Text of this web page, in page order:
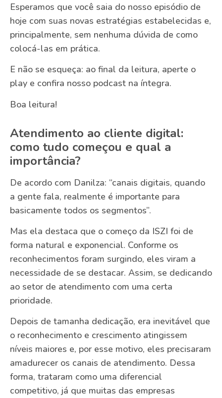
Esperamos que você saia do nosso episódio de
hoje com suas novas estratégias estabelecidas e,
principalmente, sem nenhuma dúvida de como
colocá-las em prática.
E não se esqueça: ao final da leitura, aperte o
play e confira nosso podcast na íntegra.
Boa leitura!
Atendimento ao cliente digital:
como tudo começou e qual a
importância?
De acordo com Danilza: “canais digitais, quando
a gente fala, realmente é importante para
basicamente todos os segmentos”.
Mas ela destaca que o começo da ISZI foi de
forma natural e exponencial. Conforme os
reconhecimentos foram surgindo, eles viram a
necessidade de se destacar. Assim, se dedicando
ao setor de atendimento com uma certa
prioridade.
Depois de tamanha dedicação, era inevitável que
o reconhecimento e crescimento atingissem
níveis maiores e, por esse motivo, eles precisaram
amadurecer os canais de atendimento. Dessa
forma, trataram como uma diferencial
competitivo, já que muitas das empresas